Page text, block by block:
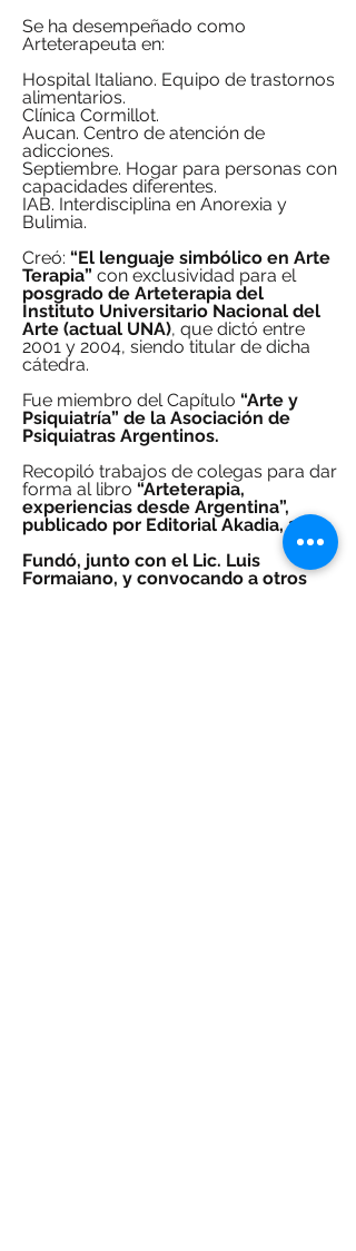
Se ha desempeñado como
Arteterapeuta en:
Hospital Italiano. Equipo de trastornos
alimentarios.
Clínica Cormillot.
Aucan. Centro de atención de
adicciones.
Septiembre. Hogar para personas con
capacidades diferentes.
IAB. Interdisciplina en Anorexia y
Bulimia.
Creó: “El lenguaje simbólico en Arte
Terapia” con exclusividad para el
posgrado de Arteterapia del
Instituto Universitario Nacional del
Arte (actual UNA), que dictó entre
2001 y 2004, siendo titular de dicha
cátedra.
Fue miembro del Capítulo “Arte y
Psiquiatría” de la Asociación de
Psiquiatras Argentinos.
Recopiló trabajos de colegas para dar
forma al libro “Arteterapia,
experiencias desde Argentina”,
publicado por Editorial Akadia, 2010.
Fundó, junto con el Lic. Luis
Formaiano, y convocando a otros